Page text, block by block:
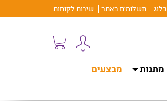
בלוג תשלומים באתר שירות לקוחות
מתנות
מבצעים